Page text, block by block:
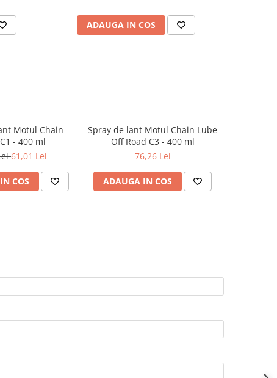
ADAUGA IN COS
Motul Chain
- 400 ml
61,01 Lei
COS
Spray de lant Motul Chain Lube
Off Road C3 - 400 ml
76,26 Lei
ADAUGA IN COS